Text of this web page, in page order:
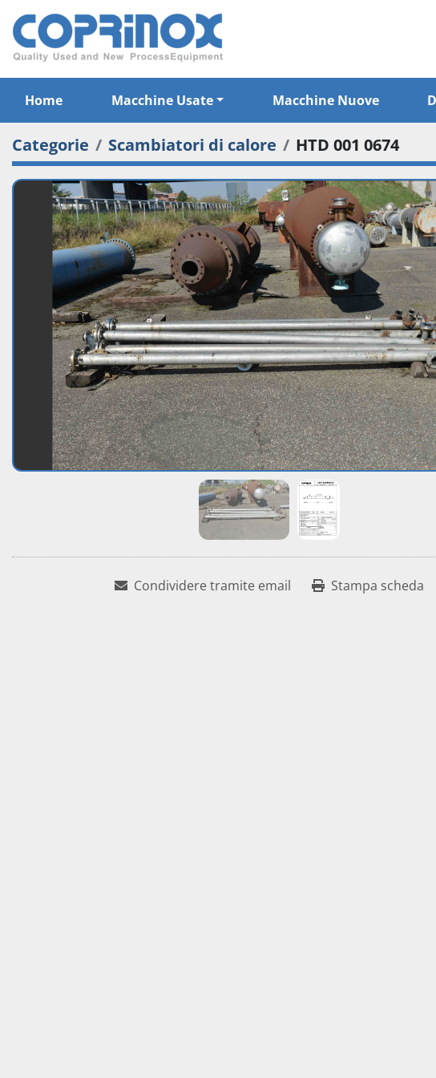
Home Macchine Usate Macchine Nuove
Categorie Scambiatori di calore HTD 001 0674
Condividere tramite email Stampa scheda